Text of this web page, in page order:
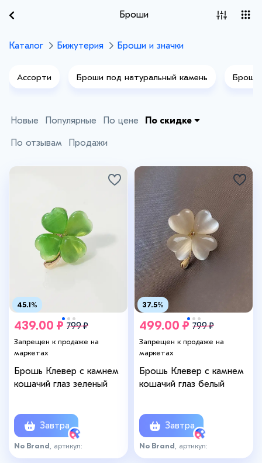
Броши
Каталог Бижутерия Броши и значки
Ассорти Броши под натуральный камень Броши
Текстильные броши
Новые Популярные По цене По скидке
По отзывам Продажи
45.1%
439.00 ₽ 799 ₽
Запрещен к продаже на
маркетах
Брошь Клевер с камнем
кошачий глаз зеленый
Завтра
No Brand , артикул:
О-1562322293
37.5%
499.00 ₽ 799 ₽
Запрещен к продаже на
маркетах
Брошь Клевер с камнем
кошачий глаз белый
Завтра
No Brand , артикул:
О-1652790068